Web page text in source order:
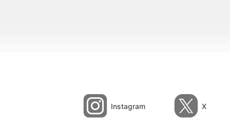
Instagram X